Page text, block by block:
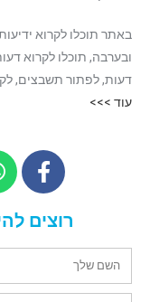
באתר תוכלו לקרוא
ובערבה, תוכלו לקרוא
דעות, לפתור תשבצים,
עוד >>>
רוצים